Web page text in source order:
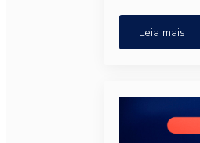
Leia mais